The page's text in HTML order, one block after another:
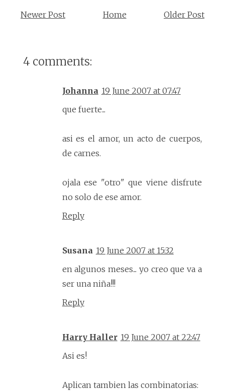
Newer Post Older Post
Home
4 comments:
Johanna 19 June 2007 at 07:47
que fuerte...
asi es el amor, un acto de cuerpos,
de carnes.
ojala ese "otro" que viene disfrute
no solo de ese amor.
Reply
Susana 19 June 2007 at 15:32
en algunos meses... yo creo que va a
ser una niña!!!
Reply
Harry Haller 19 June 2007 at 22:47
Asi es!
Aplican tambien las combinatorias: